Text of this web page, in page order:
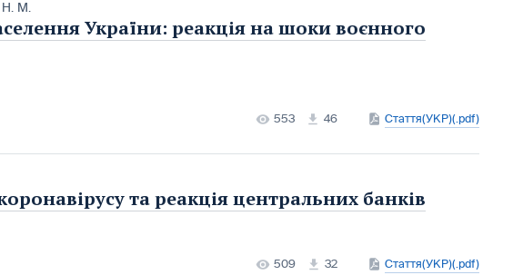
Н. М.
України: реакція на шоки воєнного
553 46 Стаття(УКР)(.pdf)
та реакція центральних банків
509 32 Стаття(УКР)(.pdf)